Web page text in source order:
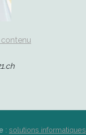
: solutions informatiques